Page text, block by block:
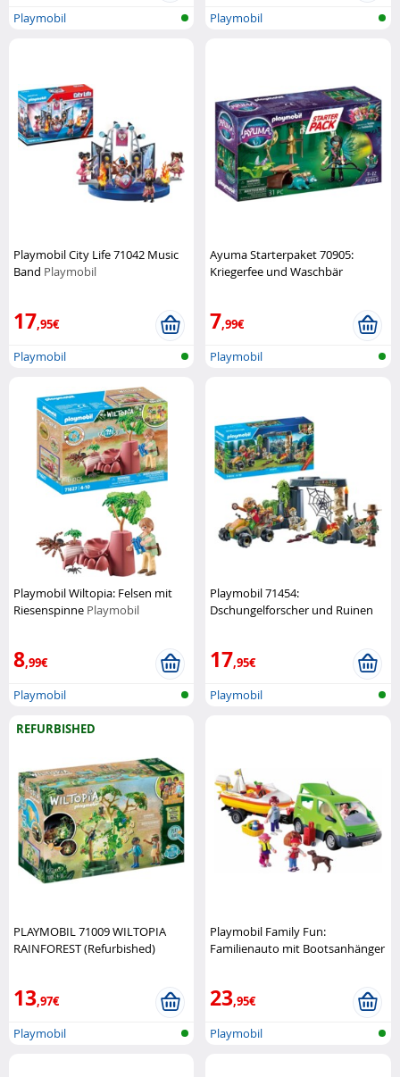
Playmobil Playmobil
Playmobil City Life 71042 Music
Band Playmobil
17,95€
Playmobil
Ayuma Starterpaket 70905:
Kriegerfee und Waschbär
7,99€
Playmobil
Playmobil Wiltopia: Felsen mit
Riesenspinne Playmobil
8,99€
Playmobil
Playmobil 71454:
Dschungelforscher und Ruinen
17,95€
Playmobil
REFURBISHED
PLAYMOBIL 71009 WILTOPIA
RAINFOREST (Refurbished)
13,97€
Playmobil
Playmobil Family Fun:
Familienauto mit Bootsanhänger
23,95€
Playmobil